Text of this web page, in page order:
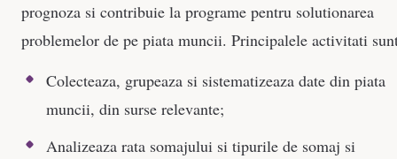
prognoza si contribuie la programe pentru solutionarea
problemelor de pe piata muncii. Principalele activitati
Colecteaza, grupeaza si sistematizeaza date din piata
muncii, din surse relevante;
Analizeaza rata somajului si tipurile de somaj si